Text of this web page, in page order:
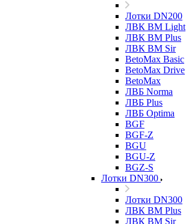
Лотки DN200
ЛВК ВМ Light
ЛВК ВМ Plus
ЛВК ВМ Sir
BetoMax Basic
BetoMax Drive
BetoMax
ЛВБ Norma
ЛВБ Plus
ЛВБ Optima
BGF
BGF-Z
BGU
BGU-Z
BGZ-S
Лотки DN300
Лотки DN300
ЛВК ВМ Plus
ЛВК ВМ Sir